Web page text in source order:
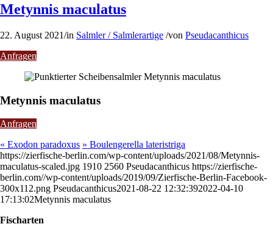
Metynnis maculatus
22. August 2021/in Salmler / Salmlerartige /von Pseudacanthicus
Anfragen
Metynnis maculatus
Anfragen
« Exodon paradoxus » Boulengerella lateristriga
https://zierfische-berlin.com/wp-content/uploads/2021/08/Metynnis-
maculatus-scaled.jpg 1910 2560 Pseudacanthicus https://zierfische-
berlin.com//wp-content/uploads/2019/09/Zierfische-Berlin-Facebook-
300x112.png Pseudacanthicus2021-08-22 12:32:392022-04-10
17:13:02Metynnis maculatus
Fischarten